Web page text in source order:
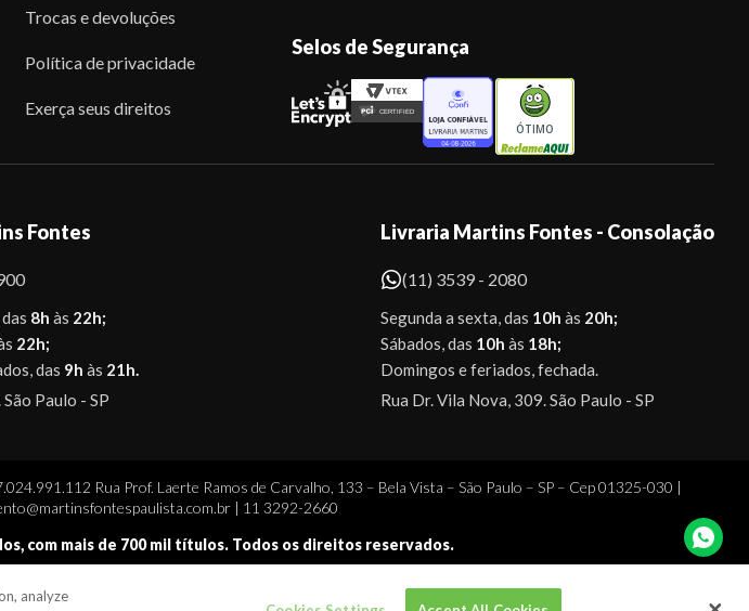
Trocas e devoluções
Política de privacidade
Exerça seus direitos
Selos de Segurança
ÓTIMO
Fontes
8h às 22h;
22h;
das 9h às 21h.
Paulo - SP
Livraria Martins Fontes - Consolação
(11) 3539 - 2080
Segunda a sexta, das 10h às 20h;
Sábados, das 10h às 18h;
Domingos e feriados, fechada.
Rua Dr. Vila Nova, 309. São Paulo - SP
Rua Prof. Laerte Ramos de Carvalho, 133 – Bela Vista – São Paulo – SP – Cep 01325-030 |
| 11 3292-2660
com mais de 700 mil títulos. Todos os direitos reservados.
analyze